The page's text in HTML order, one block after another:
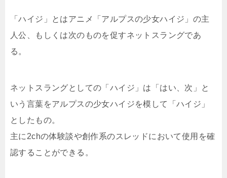
「ハイジ」とはアニメ「アルプスの少女ハイジ」の主
人公、もしくは次のものを促すネットスラングであ
る。
ネットスラングとしての「ハイジ」は「はい、次」と
いう言葉をアルプスの少女ハイジを模して「ハイジ」
としたもの。
主に2chの体験談や創作系のスレッドにおいて使用を確
認することができる。